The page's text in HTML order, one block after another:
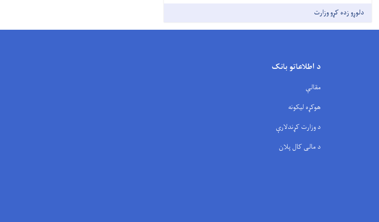
دلوړو زده کړو وزارت
د اطلاعاتو بانک
مقالې
هوکړه لیکونه
د وزارت کړندلارې
د مالی کال پلان